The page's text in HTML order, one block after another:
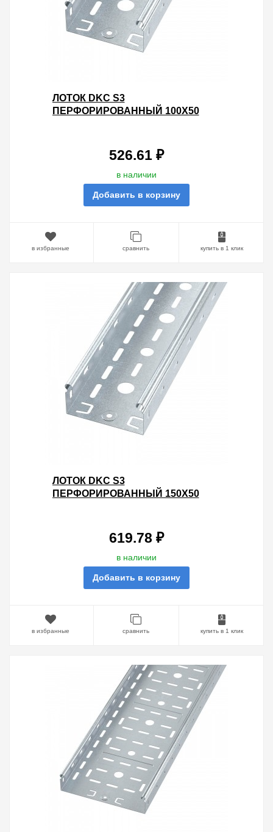
ЛОТОК DKC S3
ПЕРФОРИРОВАННЫЙ 100Х50
526.61 ₽
в наличии
Добавить в корзину
в избранные сравнить купить в 1 клик
ЛОТОК DKC S3
ПЕРФОРИРОВАННЫЙ 150Х50
619.78 ₽
в наличии
Добавить в корзину
в избранные сравнить купить в 1 клик